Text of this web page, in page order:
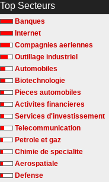
Top Secteurs
Banques
Internet
Compagnies aeriennes
Outillage industriel
Automobiles
Biotechnologie
Pieces automobiles
Activites financieres
Services d'investissement
Telecommunication
Petrole et gaz
Chimie de specialite
Aerospatiale
Defense